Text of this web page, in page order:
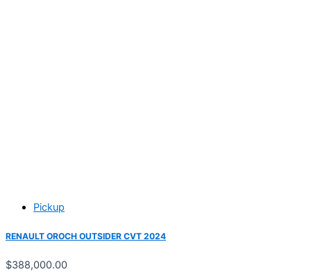
Pickup
RENAULT OROCH OUTSIDER CVT 2024
$388,000.00